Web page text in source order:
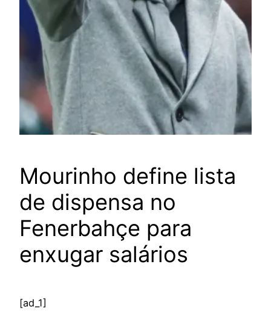
Mourinho define lista
de dispensa no
Fenerbahçe para
enxugar salários
[ad_1]